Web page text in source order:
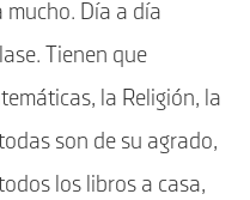
mucho. Día a día
Tienen que
la Religión, la
son de su agrado,
los libros a casa,